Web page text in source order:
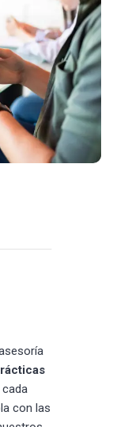
con las